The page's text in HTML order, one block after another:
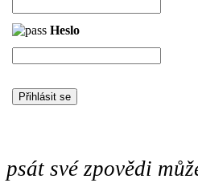
Uživatelské jméno